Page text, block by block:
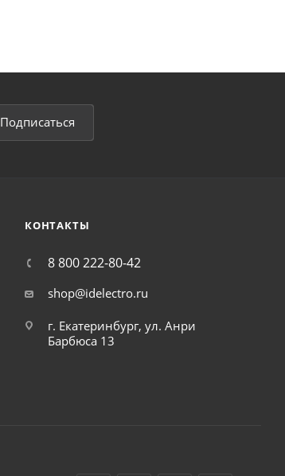
Подписаться
КОНТАКТЫ
8 800 222-80-42
shop@idelectro.ru
г. Екатеринбург, ул. Анри
Барбюса 13